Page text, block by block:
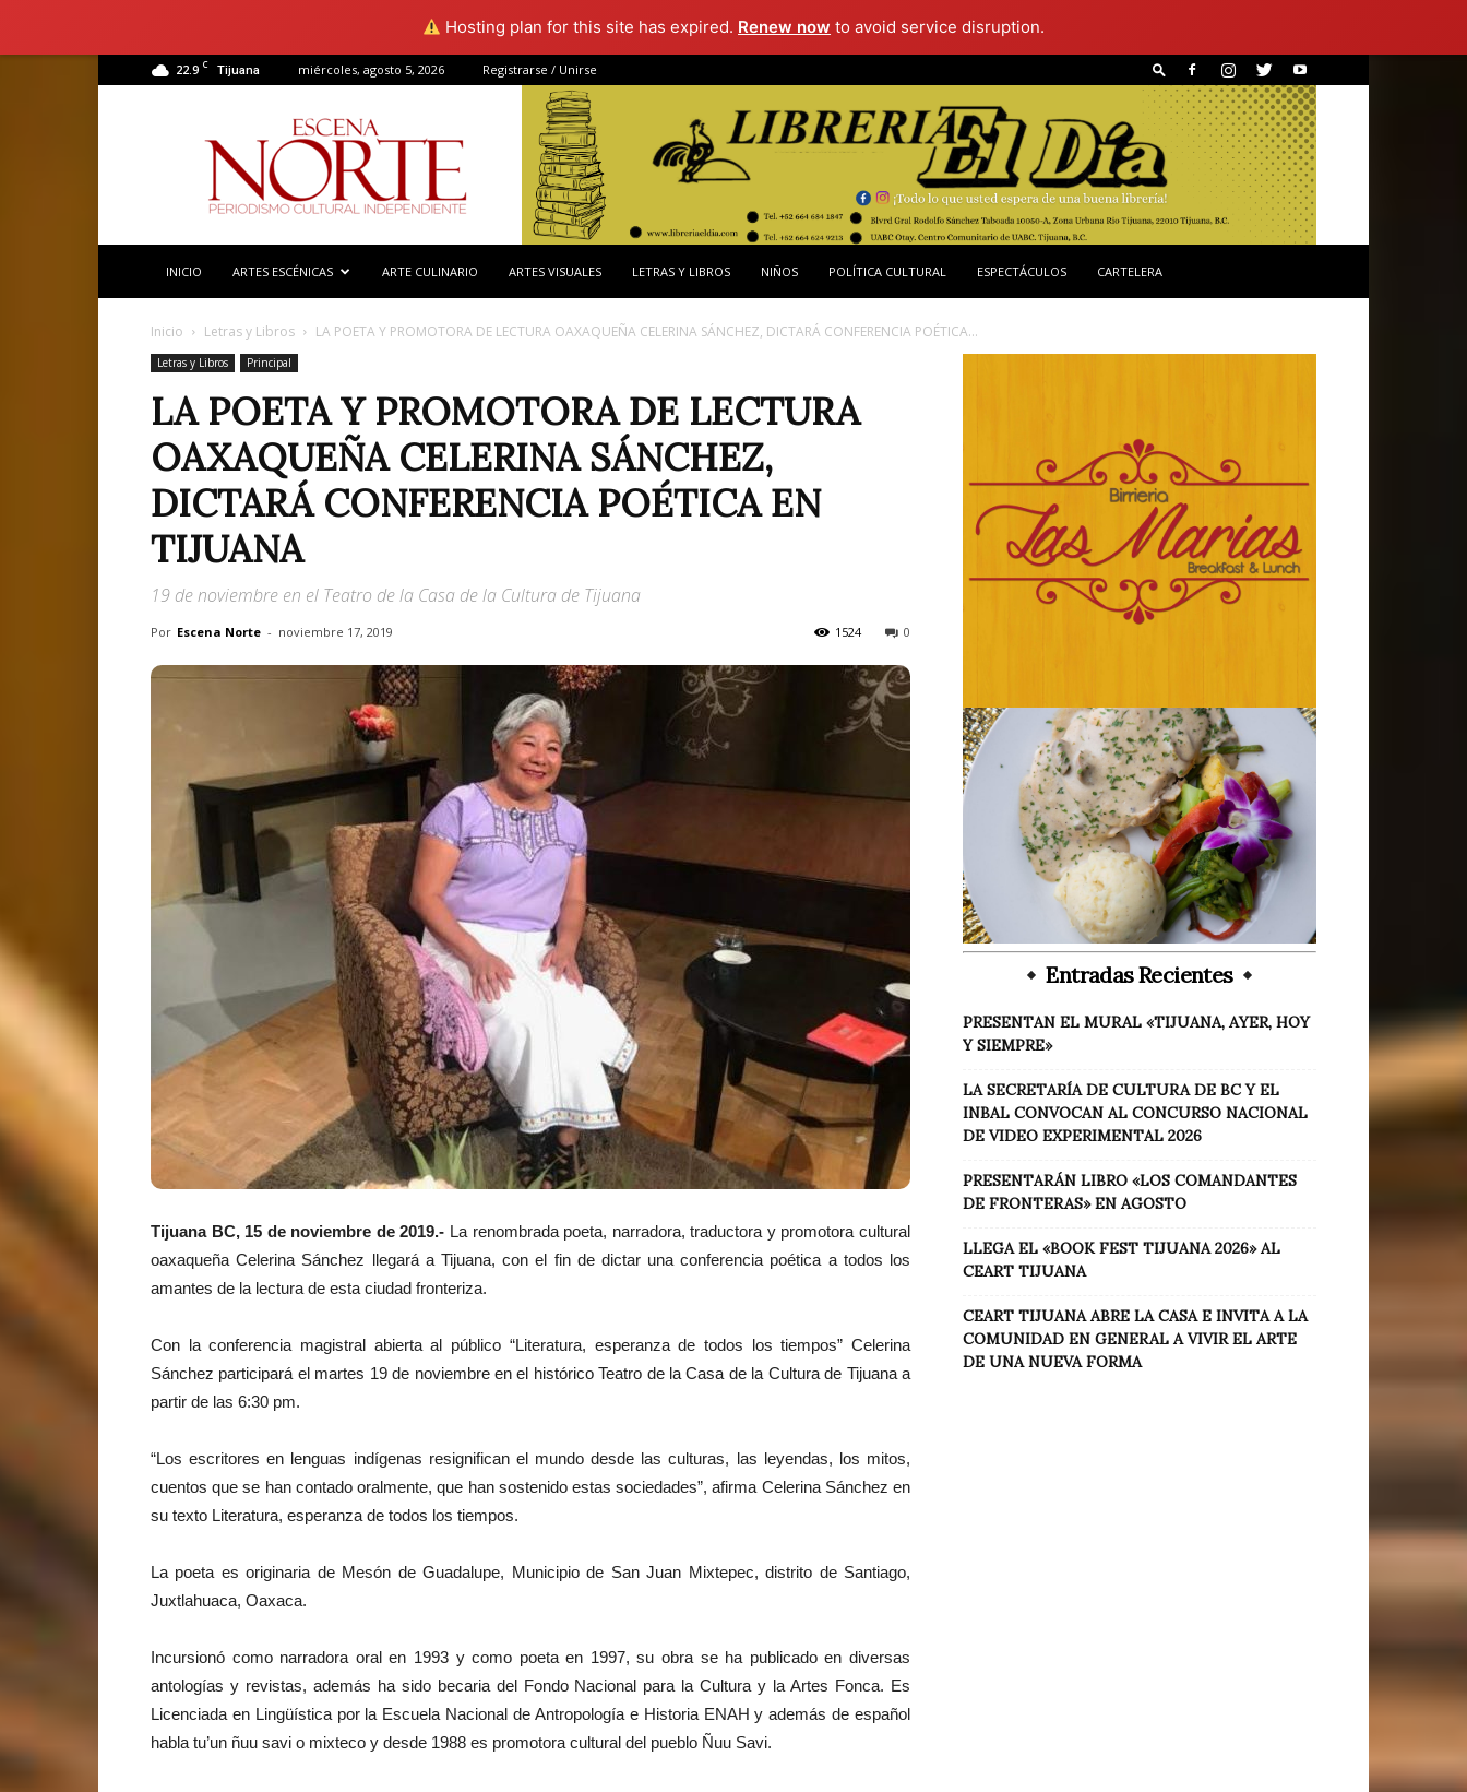
Hosting plan for this site has expired. Renew now to avoid service disruption.
22.9 C Tijuana miércoles, agosto 5, 2026 Registrarse / Unirse
Norte
INICIO ARTES ESCÉNICAS ARTE CULINARIO ARTES VISUALES LETRAS Y LIBROS NIÑOS POLÍTICA CULTURAL ESPECTÁCULOS CARTELERA
Inicio Letras y Libros LA POETA Y PROMOTORA DE LECTURA OAXAQUEÑA CELERINA SÁNCHEZ, DICTARÁ CONFERENCIA POÉTICA...
Letras y Libros Principal
LA POETA Y PROMOTORA DE LECTURA
OAXAQUEÑA CELERINA SÁNCHEZ,
DICTARÁ CONFERENCIA POÉTICA EN
TIJUANA
19 de noviembre en el Teatro de la Casa de la Cultura de Tijuana
Por Escena Norte - noviembre 17, 2019 0
1524
Tijuana BC, 15 de noviembre de 2019.- La renombrada poeta, narradora, traductora y promotora cultural
oaxaqueña Celerina Sánchez llegará a Tijuana, con el fin de dictar una conferencia poética a todos los
amantes de la lectura de esta ciudad fronteriza.
Con la conferencia magistral abierta al público “Literatura, esperanza de todos los tiempos” Celerina
Sánchez participará el martes 19 de noviembre en el histórico Teatro de la Casa de la Cultura de Tijuana a
partir de las 6:30 pm.
“Los escritores en lenguas indígenas resignifican el mundo desde las culturas, las leyendas, los mitos,
cuentos que se han contado oralmente, que han sostenido estas sociedades”, afirma Celerina Sánchez en
su texto Literatura, esperanza de todos los tiempos.
La poeta es originaria de Mesón de Guadalupe, Municipio de San Juan Mixtepec, distrito de Santiago,
Juxtlahuaca, Oaxaca.
Incursionó como narradora oral en 1993 y como poeta en 1997, su obra se ha publicado en diversas
antologías y revistas, además ha sido becaria del Fondo Nacional para la Cultura y la Artes Fonca. Es
Licenciada en Lingüística por la Escuela Nacional de Antropología e Historia ENAH y además de español
habla tu’un ñuu savi o mixteco y desde 1988 es promotora cultural del pueblo Ñuu Savi.
Entradas Recientes
PRESENTAN EL MURAL «TIJUANA, AYER, HOY
Y SIEMPRE»
LA SECRETARÍA DE CULTURA DE BC Y EL
INBAL CONVOCAN AL CONCURSO NACIONAL
DE VIDEO EXPERIMENTAL 2026
PRESENTARÁN LIBRO «LOS COMANDANTES
DE FRONTERAS» EN AGOSTO
LLEGA EL «BOOK FEST TIJUANA 2026» AL
CEART TIJUANA
CEART TIJUANA ABRE LA CASA E INVITA A LA
COMUNIDAD EN GENERAL A VIVIR EL ARTE
DE UNA NUEVA FORMA